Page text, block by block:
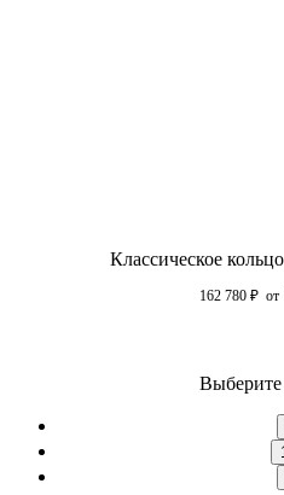
Классическое
162 780 ₽ от
Выберите